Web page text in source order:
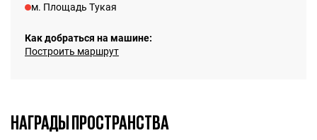
м. Площадь Тукая
Как добраться на машине:
Построить маршрут
НАГРАДЫ ПРОСТРАНСТВА